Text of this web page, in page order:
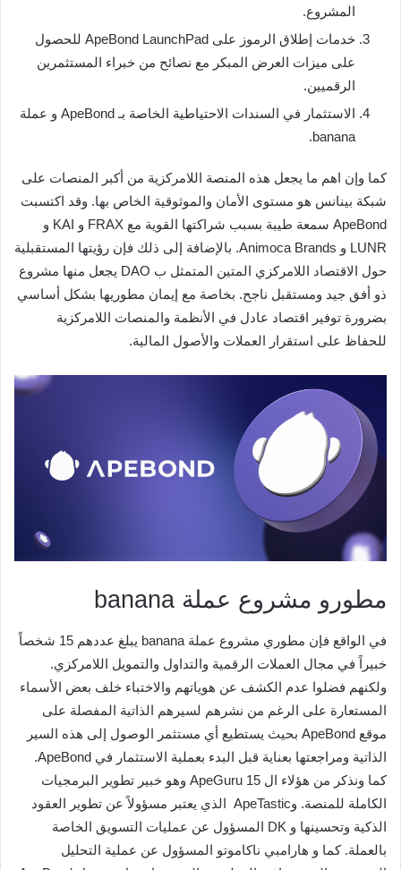
المشروع.
خدمات إطلاق الرموز على ApeBond LaunchPad للحصول
على ميزات العرض المبكر مع نصائح من خبراء المستثمرين
الرقميين.
الاستثمار في السندات الاحتياطية الخاصة بـ ApeBond و عملة
banana.
كما وإن اهم ما يجعل هذه المنصة اللامركزية من أكبر المنصات على
شبكة بينانس هو مستوى الأمان والموثوقية الخاص بها. وقد اكتسبت
ApeBond سمعة طيبة بسبب شراكتها القوية مع FRAX و KAI و
LUNR و Animoca Brands. بالإضافة
إلى ذلك فإن رؤيتها المستقبلية
حول الاقتصاد اللامركزي المتين المتمثل ب DAO يجعل منها مشروع
ذو أفق جيد ومستقبل ناجح. بخاصة مع إيمان مطوريها بشكل أساسي
بضرورة توفير اقتصاد عادل في الأنظمة والمنصات اللامركزية
للحفاظ على استقرار العملات والأصول المالية.
مطورو مشروع عملة banana
في الواقع فإن مطوري مشروع عملة banana يبلغ عددهم 15 شخصاً
خبيراً في مجال العملات الرقمية والتداول والتمويل اللامركزي.
ولكنهم فضلوا عدم الكشف عن هوياتهم والاختباء خلف بعض الأسماء
المستعارة على الرغم من نشرهم لسيرهم الذاتية المفصلة على
موقع ApeBond بحيث يستطيع أي مستثمر الوصول إلى هذه السير
الذاتية ومراجعتها بعناية قبل البدء بعملية الاستثمار في ApeBond.
كما ونذكر من هؤلاء ال 15 ApeGuru وهو خبير تطوير البرمجيات
الكاملة للمنصة. وApeTastic الذي يعتبر مسؤولاً عن تطوير العقود
الذكية وتحسينها و DK المسؤول عن عمليات التسويق الخاصة
بالعملة. كما و هارامبي ناكاموتو المسؤول عن عملية التحليل